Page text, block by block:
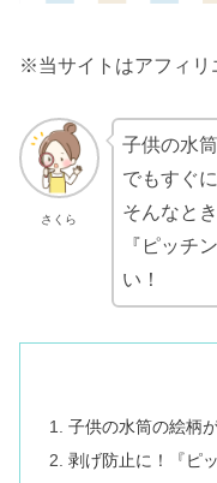
※当サイトはアフィリ
さくら
子供の水
でもすぐ
そんなと
『ピッチ
い！
子供の水筒の絵柄
剥げ防止に！『ピ